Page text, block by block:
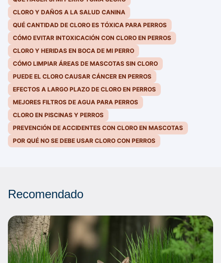
CLORO Y DAÑOS A LA SALUD CANINA
QUÉ CANTIDAD DE CLORO ES TÓXICA PARA PERROS
CÓMO EVITAR INTOXICACIÓN CON CLORO EN PERROS
CLORO Y HERIDAS EN BOCA DE MI PERRO
CÓMO LIMPIAR ÁREAS DE MASCOTAS SIN CLORO
PUEDE EL CLORO CAUSAR CÁNCER EN PERROS
EFECTOS A LARGO PLAZO DE CLORO EN PERROS
MEJORES FILTROS DE AGUA PARA PERROS
CLORO EN PISCINAS Y PERROS
PREVENCIÓN DE ACCIDENTES CON CLORO EN MASCOTAS
POR QUÉ NO SE DEBE USAR CLORO CON PERROS
Recomendado